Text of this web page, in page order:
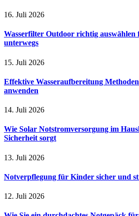
16. Juli 2026
Wasserfilter Outdoor richtig auswählen
unterwegs
15. Juli 2026
Effektive Wasseraufbereitung
anwenden
14. Juli 2026
Wie Solar Notstromversorgung im
Sicherheit sorgt
13. Juli 2026
Notverpflegung für Kinder sicher und
12. Juli 2026